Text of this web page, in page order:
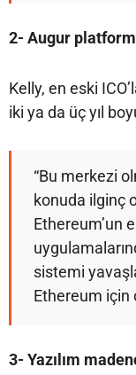
2- Augur
Kelly, en eski
iki ya da üç yıl
“Bu merkezi
konuda ilginç
Ethereum’un
sistemi
Ethereum için
3- Yazılım